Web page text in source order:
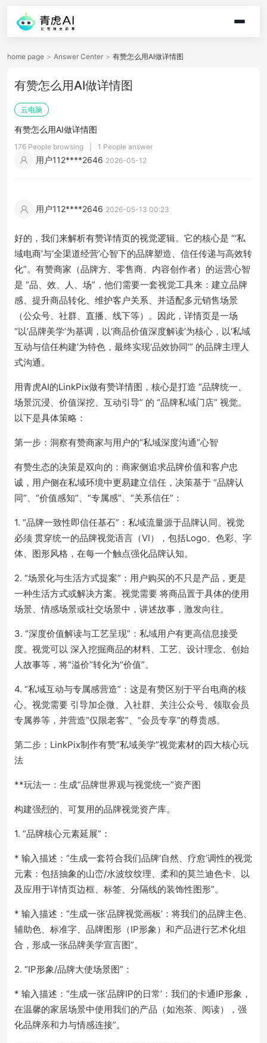
home page > Answer Center > 有赞怎么用AI做详情图
有赞怎么用AI做详情图
云电脑
有赞怎么用AI做详情图
176 People browsing 1 People answer
用户112****2646 2026-05-12
用户112****2646 2026-05-13 00:23
好的，我们来解析有赞详情页的视觉逻辑。它的核心是 “‘私
域电商’与‘全渠道经营’心智下的品牌塑造、信任传递与高效转
化”。有赞商家（品牌方、零售商、内容创作者）的运营心智
是 “品、效、人、场”，他们需要一套视觉工具来：建立品牌
感、提升商品转化、维护客户关系、并适配多元销售场景
（公众号、社群、直播、线下等）。因此，详情页是一场
“以‘品牌美学’为基调，以‘商品价值深度解读’为核心，以‘私域
互动与信任构建’为特色，最终实现‘品效协同’” 的品牌主理人
式沟通。
用青虎AI的LinkPix做有赞详情图，核心是打造 “品牌统一、
场景沉浸、价值深挖、互动引导” 的 “品牌私域门店” 视觉。
以下是具体策略：
第一步：洞察有赞商家与用户的“私域深度沟通”心智
有赞生态的决策是双向的：商家侧追求品牌价值和客户忠
诚，用户侧在私域环境中更易建立信任，决策基于 “品牌认
同”、“价值感知”、“专属感”、“关系信任”：
1. “品牌一致性即信任基石”：私域流量源于品牌认同。视觉
必须 贯穿统一的品牌视觉语言（VI），包括Logo、色彩、字
体、图形风格，在每一个触点强化品牌认知。
2. “场景化与生活方式提案”：用户购买的不只是产品，更是
一种生活方式或解决方案。视觉需要 将商品置于具体的使用
场景、情感场景或社交场景中，讲述故事，激发向往。
3. “深度价值解读与工艺呈现”：私域用户有更高信息接受
度。视觉可以 深入挖掘商品的材料、工艺、设计理念、创始
人故事等，将“溢价”转化为“价值”。
4. “私域互动与专属感营造”：这是有赞区别于平台电商的核
心。视觉需要 引导加企微、入社群、关注公众号、领取会员
专属券等，并营造“仅限老客”、“会员专享”的尊贵感。
第二步：LinkPix制作有赞“私域美学”视觉素材的四大核心玩
法
**玩法一：生成“品牌世界观与视觉统一”资产图
构建强烈的、可复用的品牌视觉资产库。
1. “品牌核心元素延展”：
* 输入描述：“生成一套符合我们品牌‘自然、疗愈’调性的视觉
元素：包括抽象的山峦/水波纹纹理、柔和的莫兰迪色卡、以
及应用于详情页边框、标签、分隔线的装饰性图形”。
* 输入描述：“生成一张‘品牌视觉画板’：将我们的品牌主色、
辅助色、标准字、品牌图形（IP形象）和产品进行艺术化组
合，形成一张品牌美学宣言图”。
2. “IP形象/品牌大使场景图”：
* 输入描述：“生成一张‘品牌IP的日常’：我们的卡通IP形象，
在温馨的家居场景中使用我们的产品（如泡茶、阅读），强
化品牌亲和力与情感连接”。